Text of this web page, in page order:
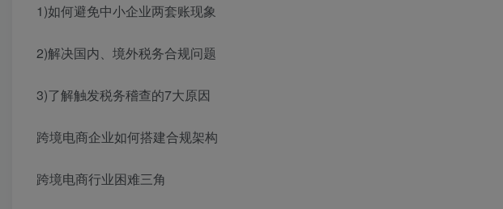
1)如何避免中小企业两套账现象
2)解决国内、境外税务合规问题
3)了解触发税务稽查的7大原因
跨境电商企业如何搭建合规架构
跨境电商行业困难三角